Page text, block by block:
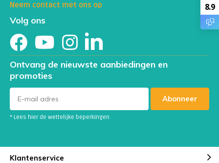
Neem contact met ons op
Volg ons
Ontvang de nieuwste aanbiedingen en
promoties
Abonneer
* Lees hier de wettelijke beperkingen
Klantenservice
8.9